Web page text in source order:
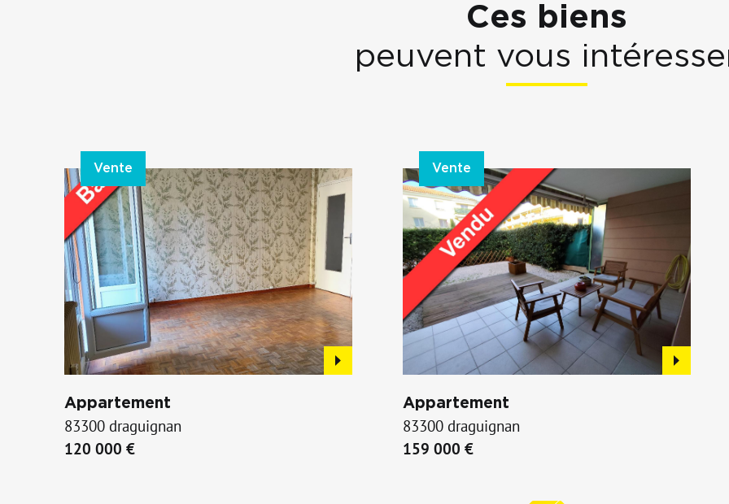
Ces biens
peuvent vous
Vente
Appartement
83300 draguignan
120 000 €
Vente
Appartement
83300 draguignan
159 000 €